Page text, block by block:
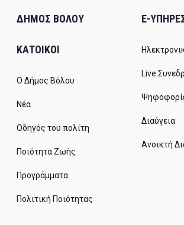
ΔΗΜΟΣ ΒΟΛΟΥ
ΚΑΤΟΙΚΟΙ
Ο Δήμος Βόλου
Νέα
Οδηγός του πολίτη
Ποιότητα Ζωής
Προγράμματα
Πολιτική Ποιότητας
E-
Live
Διαύγεια
Ανοικτή